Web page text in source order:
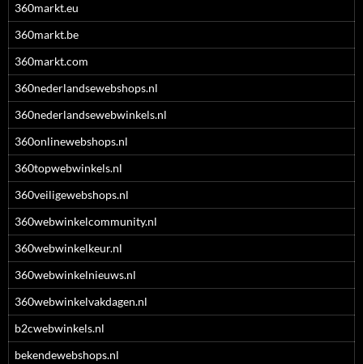
360markt.eu
360markt.be
360markt.com
360nederlandsewebshops.nl
360nederlandsewebwinkels.nl
360onlinewebshops.nl
360topwebwinkels.nl
360veiligewebshops.nl
360webwinkelcommunity.nl
360webwinkelkeur.nl
360webwinkelnieuws.nl
360webwinkelvakdagen.nl
b2cwebwinkels.nl
bekendewebshops.nl